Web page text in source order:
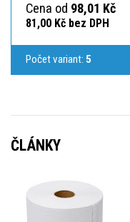
Cena od 98,01 Kč
81,00 Kč bez DPH
Počet variant: 5
ČLÁNKY